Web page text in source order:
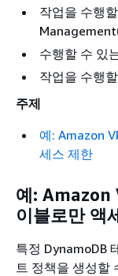
작업을 수행
수행할 수 있
작업을 수행
주제
예: Amazon
세스 제한
예: Amazon
이블로만 액
특정 DynamoDB
트 정책을 생성할